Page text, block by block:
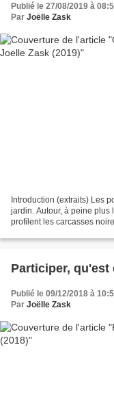
Publié le 27/08/2019 à
Par Joëlle Zask
Introduction (extraits) Les
jardin. Autour, à peine plus
profilent les carcasses
Participer, qu'est
Publié le 09/12/2018 à
Par Joëlle Zask